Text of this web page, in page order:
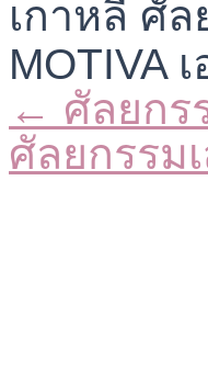
navigation
← ศัลยกร
ศัลยกรรม